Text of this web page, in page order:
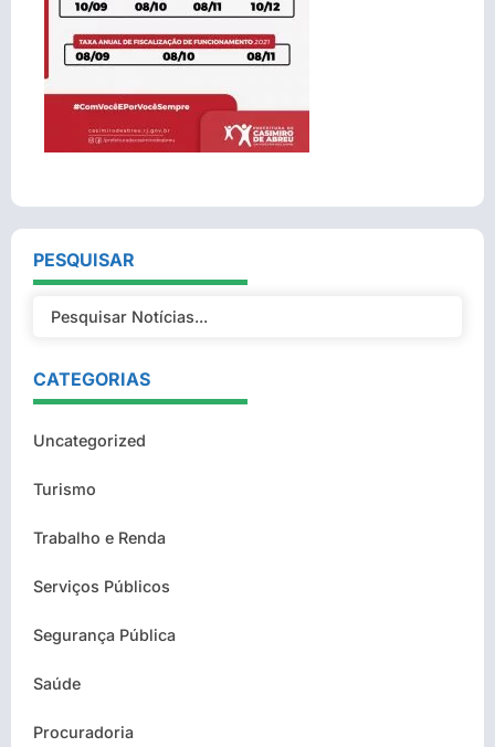
PESQUISAR
CATEGORIAS
Uncategorized
Turismo
Trabalho e Renda
Serviços Públicos
Segurança Pública
Saúde
Procuradoria